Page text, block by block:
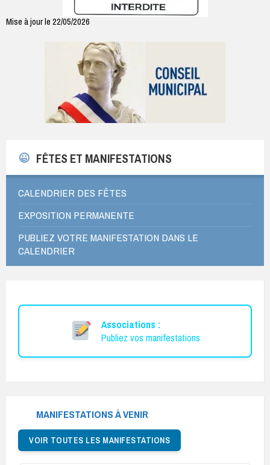
Mise à jour le 22/05/2026
FÊTES ET MANIFESTATIONS
CALENDRIER DES FÊTES
EXPOSITION PERMANENTE
PUBLIEZ VOTRE MANIFESTATION DANS LE
CALENDRIER
Associations :
Publiez vos manifestations
MANIFESTATIONS À VENIR
VOIR TOUTES LES MANIFESTATIONS